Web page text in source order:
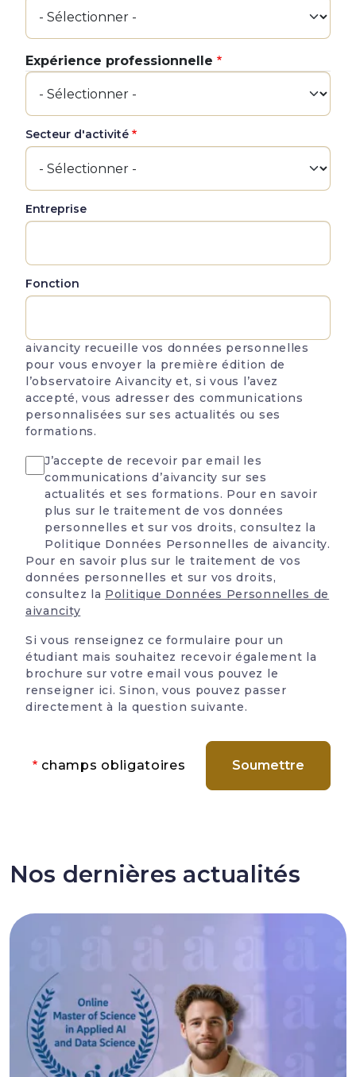
Expérience professionnelle
Expérience professionnelle
Secteur d'activité
Entreprise
Fonction
aivancity recueille vos données personnelles
pour vous envoyer la première édition de
l’observatoire Aivancity et, si vous l’avez
accepté, vous adresser des communications
personnalisées sur ses actualités ou ses
formations.
accept Notif
J’accepte de recevoir par email les
communications d’aivancity sur ses
actualités et ses formations. Pour en savoir
plus sur le traitement de vos données
personnelles et sur vos droits, consultez la
Politique Données Personnelles de aivancity.
Pour en savoir plus sur le traitement de vos
données personnelles et sur vos droits,
consultez la Politique Données Personnelles de
aivancity
Si vous renseignez ce formulaire pour un
étudiant mais souhaitez recevoir également la
brochure sur votre email vous pouvez le
renseigner ici. Sinon, vous pouvez passer
directement à la question suivante.
champs obligatoires
Nos dernières actualités